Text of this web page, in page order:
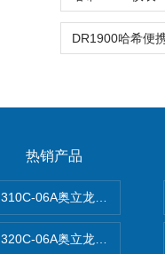
热销产品
310C-06A奥立龙实验室台式
320C-06A奥立龙实验室便携